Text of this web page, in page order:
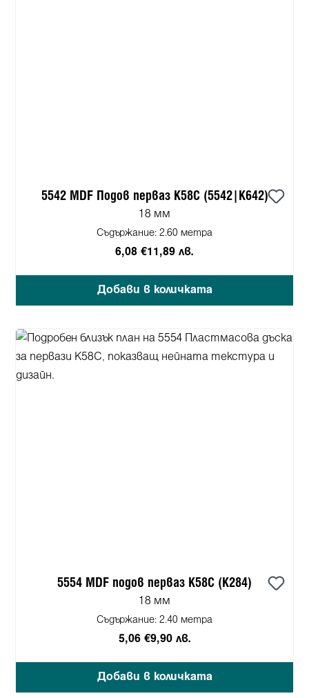
5542 MDF Подов перваз K58C (5542|K642)
18 мм
Съдържание: 2.60 метра
6,08 €11,89 лв.
Добави в количката
5554 MDF подов перваз K58C (K284)
18 мм
Съдържание: 2.40 метра
5,06 €9,90 лв.
Добави в количката